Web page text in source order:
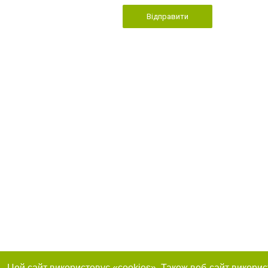
Відправити